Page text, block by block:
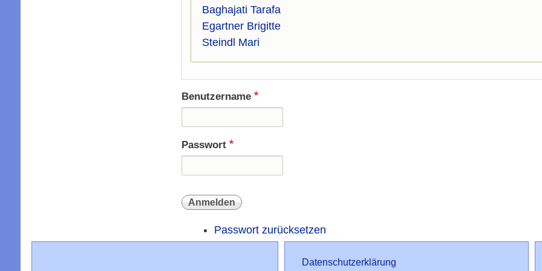
Baghajati Tarafa
Egartner Brigitte
Steindl Mari
Benutzername
Passwort
Passwort zurücksetzen
Datenschutz
Datenschutzerklärung